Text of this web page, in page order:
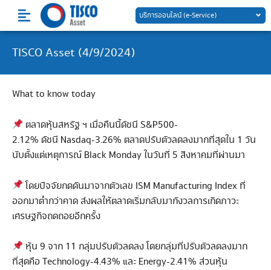
content
บริการออนไลน์ (e-Service)
TISCO Asset (4/9/2024)
What to know today
ตลาดหุ้นสหรัฐ ฯ เมื่อคืนนี้ดัชนี S&P500-
2.12% ดัชนี Nasdaq-3.26% ตลาดปรับตัวลดลงมากที่สุดใน 1 วัน
นับตั้งแต่เหตุการณ์ Black Monday ในวันที่ 5 สิงหาคมที่ผ่านมา
โดยปัจจัยกดดันมาจากตัวเลข ISM Manufacturing Index ที่
ออกมาต่ำกว่าคาด ส่งผลให้ตลาดเริ่มกลับมากังวลการเกิดภาวะ
เศรษฐกิจถดถอยอีกครั้ง
หุ้น 9 จาก 11 กลุ่มปรับตัวลดลง โดยกลุ่มที่ปรับตัวลดลงมาก
ที่สุดคือ Technology-4.43% และ Energy-2.41% ส่วนหุ้น